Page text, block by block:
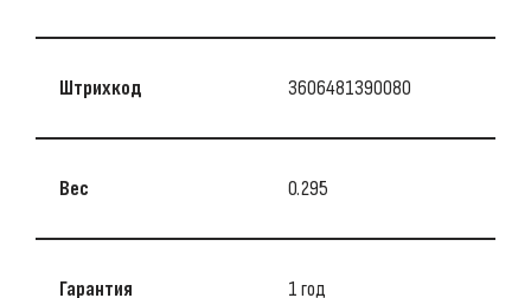
Штрихкод 3606481390080
Вес 0.295
Гарантия 1 год